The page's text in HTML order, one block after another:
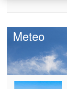
Meteo